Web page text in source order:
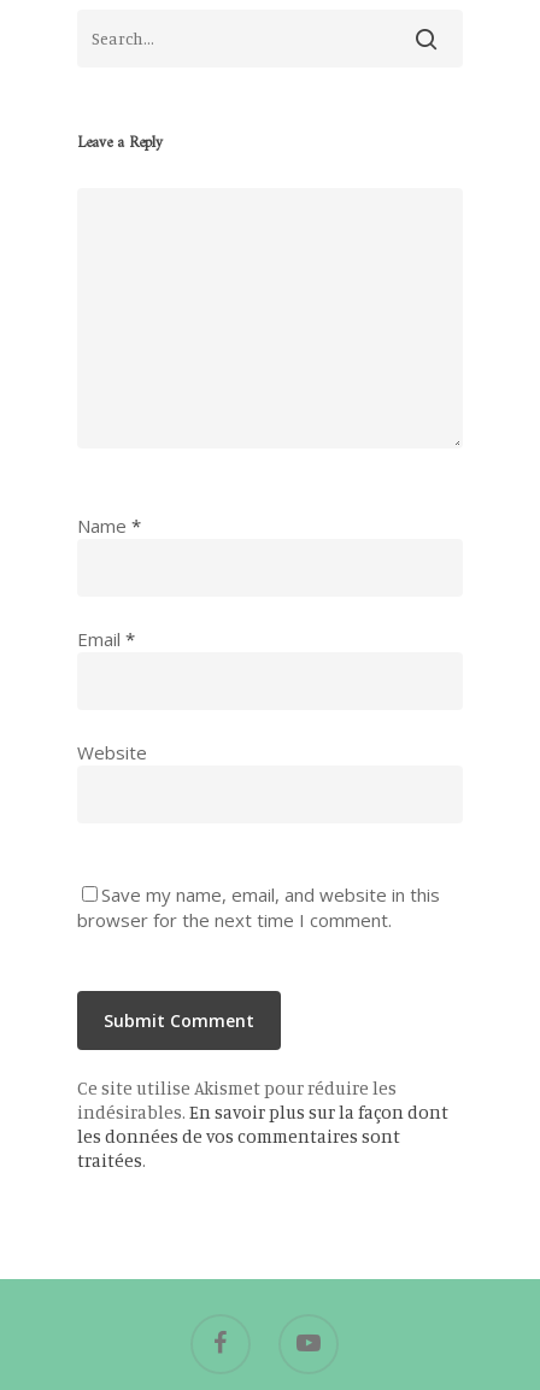
Leave a Reply
Name *
Email *
Website
Save my name, email, and website in this
browser for the next time I comment.
Ce site utilise Akismet pour réduire les
indésirables. En savoir plus sur la façon dont
les données de vos commentaires sont
traitées.